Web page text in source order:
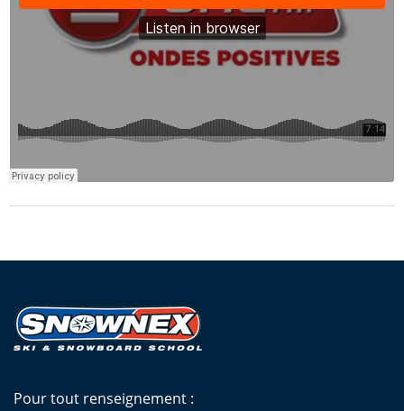
Pour tout renseignement :